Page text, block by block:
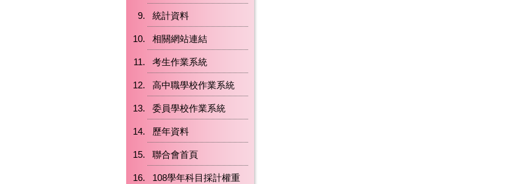
統計資料
相關網站連結
考生作業系統
高中職學校作業系統
委員學校作業系統
歷年資料
聯合會首頁
108學年科目採計權重